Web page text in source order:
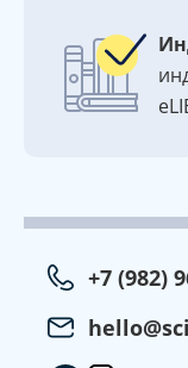
+7 (982)